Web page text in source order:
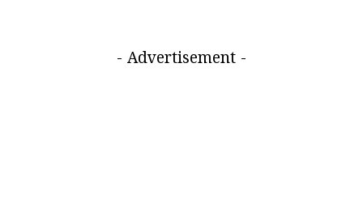
- Advertisement -